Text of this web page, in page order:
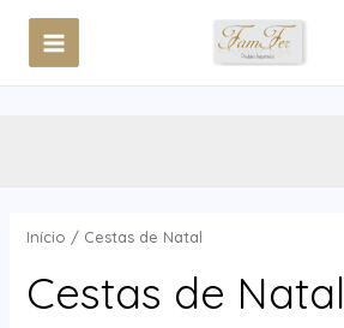
Início / Cestas de Natal
Cestas de Natal